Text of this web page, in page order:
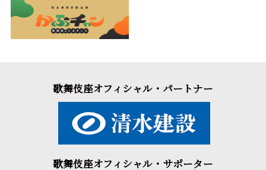
歌舞伎座オフィシャル・パートナー
歌舞伎座オフィシャル・サポーター